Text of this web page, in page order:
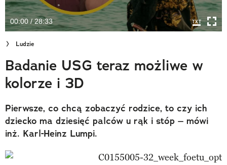
Newsletter
Cuda Polski
Wielki Konkurs Fotograficzny
Trendbook Podróżniczy
Polecane
00:00 / 28:33
Ludzie
Badanie USG teraz możliwe w
kolorze i 3D
Pierwsze, co chcą zobaczyć rodzice, to czy ich
dziecko ma dziesięć palców u rąk i stóp – mówi
inż. Karl-Heinz Lumpi.